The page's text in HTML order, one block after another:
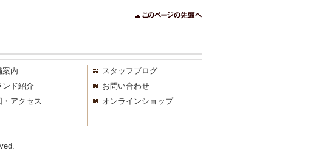
案内
ンド紹介
・アクセス
スタッフブログ
お問い合わせ
オンラインショップ